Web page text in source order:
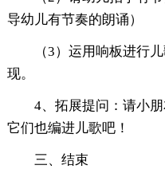
导幼儿有节奏的朗诵）
（3）运用响板进行
现。
4、拓展提问：请小
它们也编进儿歌吧！
三、结束